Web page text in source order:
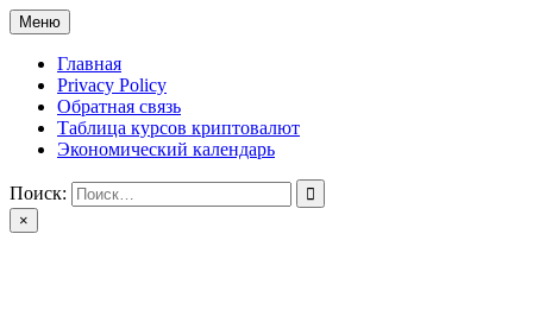
Перейти
к
содержимому
Меню
Главная
Privacy Policy
Обратная связь
Таблица курсов криптовалют
Экономический календарь
Поиск:
×